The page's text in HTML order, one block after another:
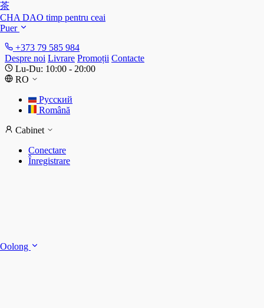
+373 79 585 984
Despre noi Livrare Promoții Contacte
Lu-Du: 10:00 - 20:00
RO
Русский
Română
Cabinet
Conectare
Înregistrare
茶
CHA DAO timp pentru ceai
Puer
Oolong